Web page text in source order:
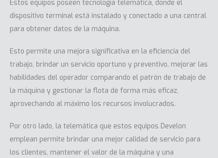
Estos equipos poseen tecnología telemática, donde el
dispositivo terminal está instalado y conectado a una central
para obtener datos de la máquina.
Esto permite una mejora significativa en la eficiencia del
trabajo, brindar un servicio oportuno y preventivo, mejorar las
habilidades del operador comparando el patrón de trabajo de
la máquina y gestionar la flota de forma más eficaz,
aprovechando al máximo los recursos involucrados.
Por otro lado, la telemática que estos equipos Develon
emplean permite brindar una mejor calidad de servicio para
los clientes, mantener el valor de la máquina y una